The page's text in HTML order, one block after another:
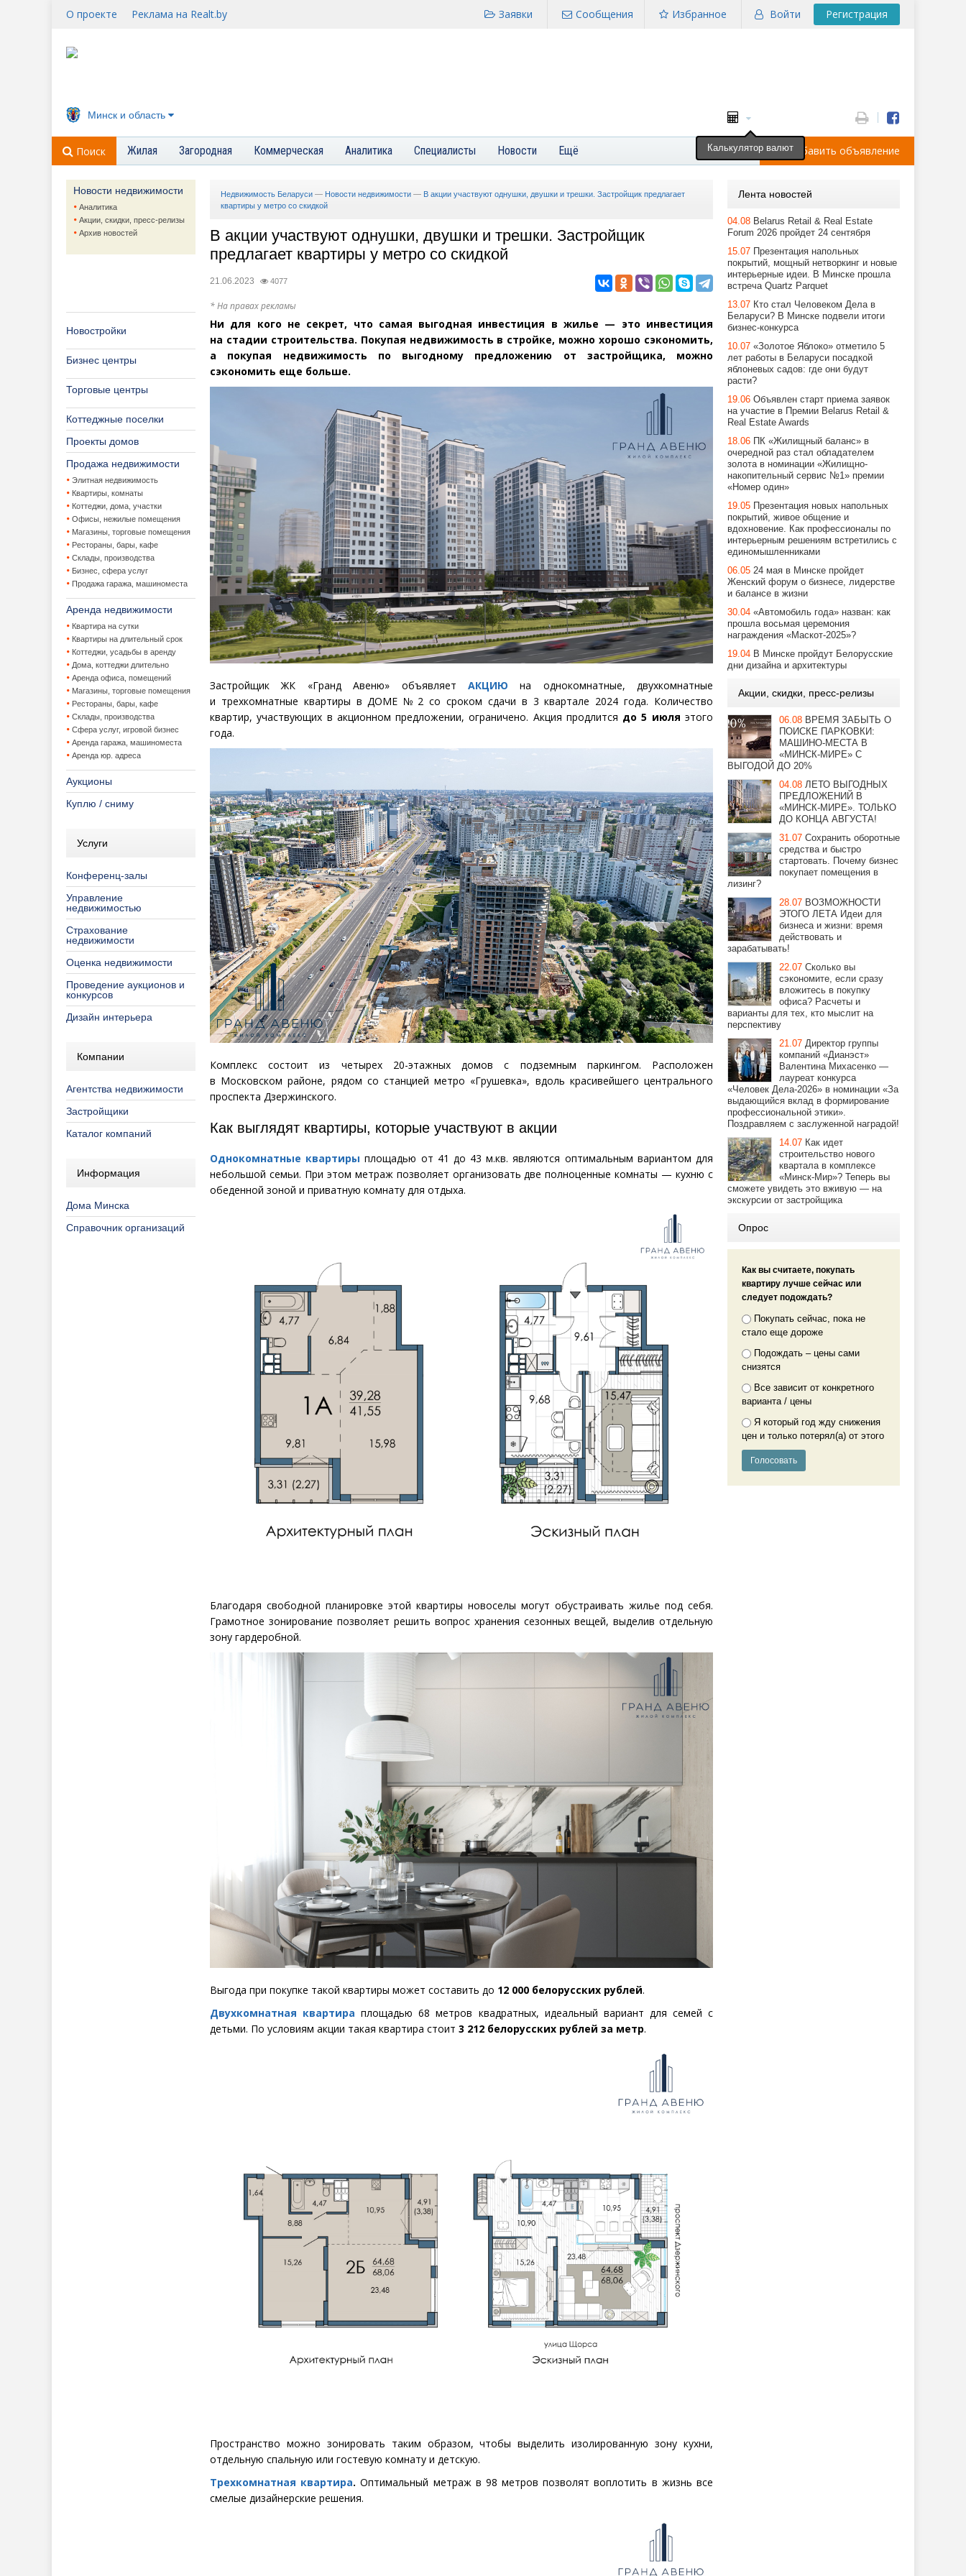
О проекте Реклама на Realt.by Войти Регистрация
Избранное
Сообщения
Заявки
Минск и область
Поиск Жилая Загородная Коммерческая Аналитика Специалисты Новости Ещё Добавить объявление
Новости недвижимости
Аналитика
Акции, скидки, пресс-релизы
Архив новостей
Новостройки
Бизнес центры
Торговые центры
Коттеджные поселки
Проекты домов
Продажа недвижимости
Элитная недвижимость
Квартиры, комнаты
Коттеджи, дома, участки
Офисы, нежилые помещения
Магазины, торговые помещения
Рестораны, бары, кафе
Склады, производства
Бизнес, сфера услуг
Продажа гаража, машиноместа
Аренда недвижимости
Квартира на сутки
Квартиры на длительный срок
Коттеджи, усадьбы в аренду
Дома, коттеджи длительно
Аренда офиса, помещений
Магазины, торговые помещения
Рестораны, бары, кафе
Склады, производства
Сфера услуг, игровой бизнес
Аренда гаража, машиноместа
Аренда юр. адреса
Аукционы
Куплю / сниму
Услуги
Конференц-залы
Управление
недвижимостью
Страхование
недвижимости
Оценка недвижимости
Проведение аукционов и
конкурсов
Дизайн интерьера
Компании
Агентства недвижимости
Застройщики
Каталог компаний
Информация
Дома Минска
Справочник организаций
Недвижимость Беларуси — Новости недвижимости — В акции участвуют однушки, двушки и трешки. Застройщик предлагает
квартиры у метро со скидкой
В акции участвуют однушки, двушки и трешки. Застройщик
предлагает квартиры у метро со скидкой
21.06.2023 4077
* На правах рекламы
Ни для кого не секрет, что самая выгодная инвестиция в жилье — это инвестиция
на стадии строительства. Покупая недвижимость в стройке, можно хорошо сэкономить,
а покупая недвижимость по выгодному предложению от застройщика, можно
сэкономить еще больше.
Застройщик ЖК «Гранд Авеню» объявляет АКЦИЮ на однокомнатные, двухкомнатные
и трехкомнатные квартиры в ДОМЕ № 2 со сроком сдачи в 3 квартале 2024 года. Количество
квартир, участвующих в акционном предложении, ограничено. Акция продлится до 5 июля этого
года.
Комплекс состоит из четырех 20-этажных домов с подземным паркингом. Расположен
в Московском районе, рядом со станцией метро «Грушевка», вдоль красивейшего центрального
проспекта Дзержинского.
Как выглядят квартиры, которые участвуют в акции
Однокомнатные квартиры площадью от 41 до 43 м.кв. являются оптимальным вариантом для
небольшой семьи. При этом метраж позволяет организовать две полноценные комнаты — кухню с
обеденной зоной и приватную комнату для отдыха.
Благодаря свободной планировке этой квартиры новоселы могут обустраивать жилье под себя.
Грамотное зонирование позволяет решить вопрос хранения сезонных вещей, выделив отдельную
зону гардеробной.
Выгода при покупке такой квартиры может составить до 12 000 белорусских рублей.
Двухкомнатная квартира площадью 68 метров квадратных, идеальный вариант для семей с
детьми. По условиям акции такая квартира стоит 3 212 белорусских рублей за метр.
Пространство можно зонировать таким образом, чтобы выделить изолированную зону кухни,
отдельную спальную или гостевую комнату и детскую.
Трехкомнатная квартира.Оптимальный метраж в 98 метров позволят воплотить в жизнь все
смелые дизайнерские решения.
Лента новостей
04.08 Belarus Retail & Real Estate
Forum 2026 пройдет 24 сентября
15.07 Презентация напольных
покрытий, мощный нетворкинг и новые
интерьерные идеи. В Минске прошла
встреча Quartz Parquet
13.07 Кто стал Человеком Дела в
Беларуси? В Минске подвели итоги
бизнес-конкурса
10.07 «Золотое Яблоко» отметило 5
лет работы в Беларуси посадкой
яблоневых садов: где они будут
расти?
19.06 Объявлен старт приема заявок
на участие в Премии Belarus Retail &
Real Estate Awards
18.06 ПК «Жилищный баланс» в
очередной раз стал обладателем
золота в номинации «Жилищно-
накопительный сервис №1» премии
«Номер один»
19.05 Презентация новых напольных
покрытий, живое общение и
вдохновение. Как профессионалы по
интерьерным решениям встретились с
единомышленниками
06.05 24 мая в Минске пройдет
Женский форум о бизнесе, лидерстве
и балансе в жизни
30.04 «Автомобиль года» назван: как
прошла восьмая церемония
награждения «Маскот-2025»?
19.04 В Минске пройдут Белорусские
дни дизайна и архитектуры
Акции, скидки, пресс-релизы
06.08 ВРЕМЯ ЗАБЫТЬ О
ПОИСКЕ ПАРКОВКИ:
МАШИНО-МЕСТА В
«МИНСК-МИРЕ» С
ВЫГОДОЙ ДО 20%
04.08 ЛЕТО ВЫГОДНЫХ
ПРЕДЛОЖЕНИЙ В
«МИНСК-МИРЕ». ТОЛЬКО
ДО КОНЦА АВГУСТА!
31.07 Сохранить оборотные
средства и быстро
стартовать. Почему бизнес
покупает помещения в
лизинг?
28.07 ВОЗМОЖНОСТИ
ЭТОГО ЛЕТА Идеи для
бизнеса и жизни: время
действовать и
зарабатывать!
22.07 Сколько вы
сэкономите, если сразу
вложитесь в покупку
офиса? Расчеты и
варианты для тех, кто мыслит на
перспективу
21.07 Директор группы
компаний «Дианэст»
Валентина Михасенко —
лауреат конкурса
«Человек Дела-2026» в номинации «За
выдающийся вклад в формирование
профессиональной этики».
Поздравляем с заслуженной наградой!
14.07 Как идет
строительство нового
квартала в комплексе
«Минск-Мир»? Теперь вы
сможете увидеть это вживую — на
экскурсии от застройщика
Опрос
Как вы считаете, покупать
квартиру лучше сейчас или
следует подождать?
Покупать сейчас, пока не
стало еще дороже
Подождать – цены сами
снизятся
Все зависит от конкретного
варианта / цены
Я который год жду снижения
цен и только потерял(а) от этого
Калькулятор валют